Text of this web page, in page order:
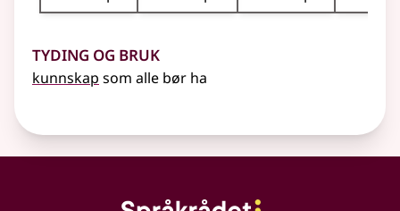
Tyding og bruk
kunnskap som alle bør ha